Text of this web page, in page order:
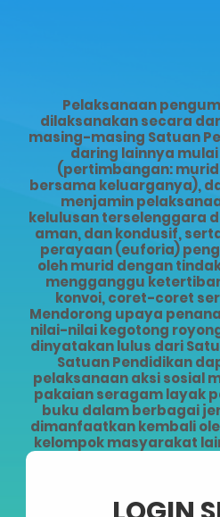
Pelaksanaan
dilaksanakan secara
masing-masing Satuan
daring lainnya mulai
(pertimbangan:
bersama keluarganya),
menjamin
kelulusan terselenggara
aman, dan kondusif,
perayaan (euforia)
oleh murid dengan
mengganggu
konvoi, coret-coret
Mendorong upaya
nilai-nilai kegotong
dinyatakan lulus dari
Satuan Pendidikan
pelaksanaan aksi sosial
pakaian seragam layak
buku dalam berbagai
dimanfaatkan kembali
kelompok masyarakat